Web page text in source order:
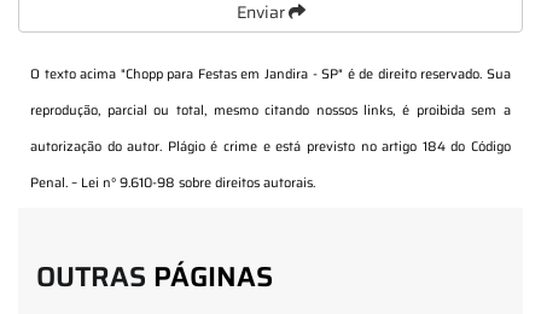
Enviar
O texto acima "Chopp para Festas em Jandira - SP" é de direito reservado. Sua
reprodução, parcial ou total, mesmo citando nossos links, é proibida sem a
autorização do autor. Plágio é crime e está previsto no artigo 184 do Código
Penal. – Lei n° 9.610-98 sobre direitos autorais.
OUTRAS PÁGINAS